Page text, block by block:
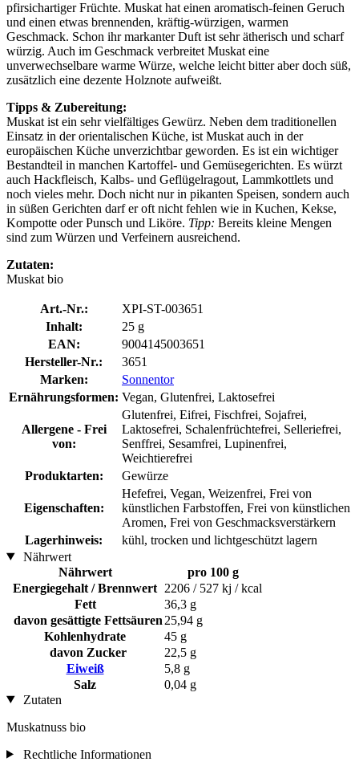
pfirsichartiger Früchte. Muskat hat einen aromatisch-feinen Geruch
und einen etwas brennenden, kräftig-würzigen, warmen
Geschmack. Schon ihr markanter Duft ist sehr ätherisch und scharf
würzig. Auch im Geschmack verbreitet Muskat eine
unverwechselbare warme Würze, welche leicht bitter aber doch süß,
zusätzlich eine dezente Holznote aufweißt.
Tipps & Zubereitung:
Muskat ist ein sehr vielfältiges Gewürz. Neben dem traditionellen
Einsatz in der orientalischen Küche, ist Muskat auch in der
europäischen Küche unverzichtbar geworden. Es ist ein wichtiger
Bestandteil in manchen Kartoffel- und Gemüsegerichten. Es würzt
auch Hackfleisch, Kalbs- und Geflügelragout, Lammkottlets und
noch vieles mehr. Doch nicht nur in pikanten Speisen, sondern auch
in süßen Gerichten darf er oft nicht fehlen wie in Kuchen, Kekse,
Kompotte oder Punsch und Liköre. Tipp: Bereits kleine Mengen
sind zum Würzen und Verfeinern ausreichend.
Zutaten:
Muskat bio
Art.-Nr.:
XPI-ST-003651
Inhalt:
25 g
EAN:
9004145003651
Hersteller-Nr.:
3651
Marken:
Sonnentor
Ernährungsformen: Vegan, Glutenfrei, Laktosefrei
Allergene - Frei
von:
Glutenfrei, Eifrei, Fischfrei, Sojafrei,
Laktosefrei, Schalenfrüchtefrei, Selleriefrei,
Senffrei, Sesamfrei, Lupinenfrei,
Weichtierefrei
Produktarten:
Gewürze
Eigenschaften:
Hefefrei, Vegan, Weizenfrei, Frei von
künstlichen Farbstoffen, Frei von künstlichen
Aromen, Frei von Geschmacksverstärkern
Lagerhinweis:
kühl, trocken und lichtgeschützt lagern
Nährwert
Nährwert
pro 100 g
Energiegehalt / Brennwert 2206 / 527 kj / kcal
Fett
36,3 g
davon gesättigte Fettsäuren 25,94 g
Kohlenhydrate
45 g
davon Zucker
22,5 g
Eiweiß
5,8 g
Salz
0,04 g
Zutaten
Muskatnuss bio
Rechtliche Informationen